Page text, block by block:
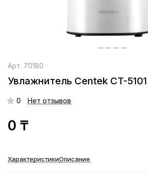
Арт. 70180
Увлажнитель Centek CT-
0 Нет отзывов
0 ₸
ХарактеристикиОписание